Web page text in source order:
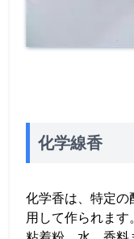
化学線香
化学香は、特定の
用して作られま